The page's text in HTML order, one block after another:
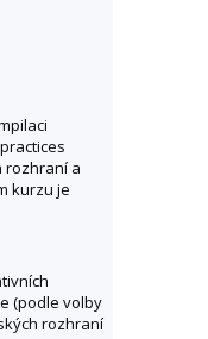
rozhraní a
kurzu je
(podle volby
rozhraní